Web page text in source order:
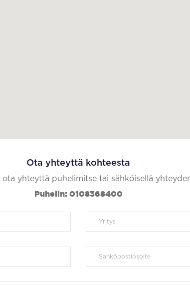
Ota yhteyttä kohteesta
yhteyttä puhelimitse tai sähköisellä
Puhelin: 0108368400